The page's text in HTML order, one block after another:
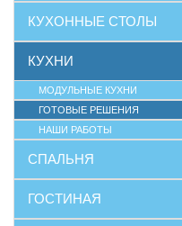
КУХОННЫЕ СТОЛЫ
КУХНИ
МОДУЛЬНЫЕ КУХНИ
ГОТОВЫЕ РЕШЕНИЯ
НАШИ РАБОТЫ
СПАЛЬНЯ
ГОСТИНАЯ